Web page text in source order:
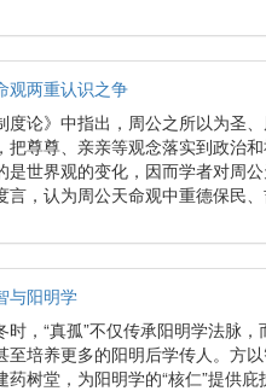
观两重认识之争
度论》中指出，周公之所以为圣
把尊尊、亲亲等观念落实到政治
是世界观的变化，因而学者对周
，认为周公天命观中重德保民、
与阳明学
时，“真孤”不仅传承阳明学法脉
至培养更多的阳明后学传人。方
树堂，为阳明学的“核仁”提供庇